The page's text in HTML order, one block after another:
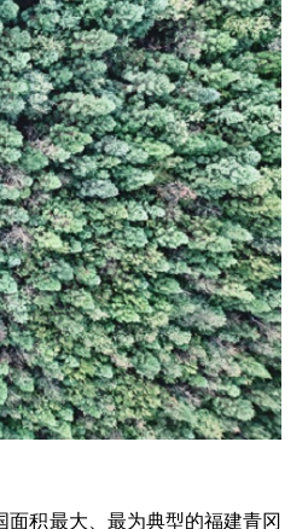
积最大、最为典型的福建青冈